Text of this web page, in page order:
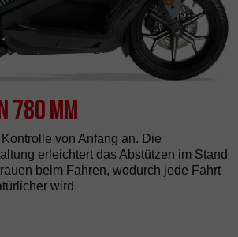
780 mm
von Anfang an. Die
erleichtert das Abstützen im Stand
beim Fahren, wodurch jede Fahrt
wird.